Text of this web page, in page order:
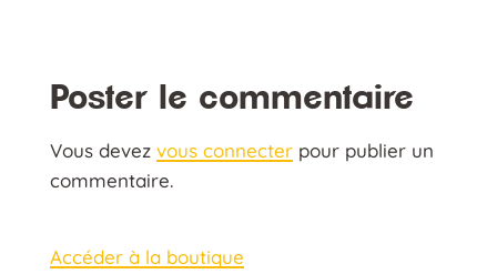
Poster le commentaire
Vous devez vous connecterpour publier un
commentaire.
Accéder à la boutique